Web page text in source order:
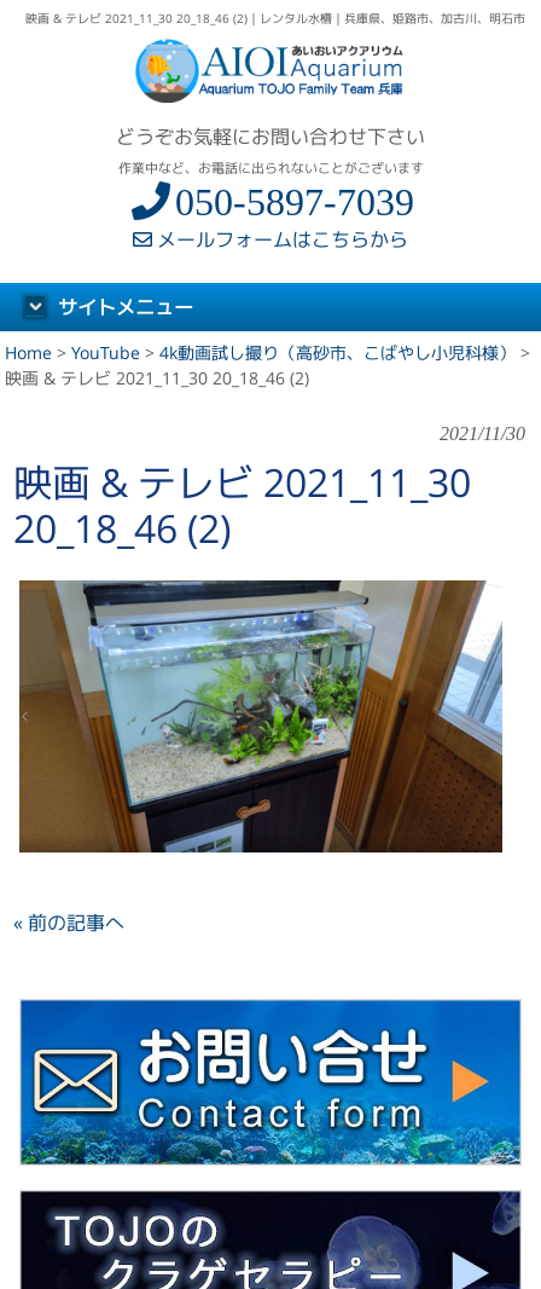
映画 & テレビ 2021_11_30 20_18_46 (2)｜レンタル水槽｜兵庫県、姫路市、加古川、明石市
どうぞお気軽にお問い合わせ下さい
作業中など、お電話に出られないことがございます
050-5897-7039
メールフォームはこちらから
サイトメニュー
Home > YouTube > 4k動画試し撮り（高砂市、こばやし小児科様）
>
映画 & テレビ 2021_11_30 20_18_46 (2)
2021/11/30
映画 & テレビ 2021_11_30
20_18_46 (2)
« 前の記事へ